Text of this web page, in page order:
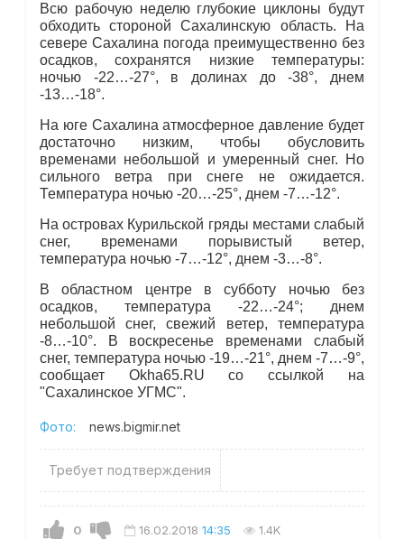
Всю рабочую неделю глубокие циклоны будут
обходить стороной Сахалинскую область. На
севере Сахалина погода преимущественно без
осадков, сохранятся низкие температуры:
ночью -22…-27°, в долинах до -38°, днем
-13…-18°.
На юге Сахалина атмосферное давление будет
достаточно низким, чтобы обусловить
временами небольшой и умеренный снег. Но
сильного ветра при снеге не ожидается.
Температура ночью -20…-25°, днем -7…-12°.
На островах Курильской гряды местами слабый
снег, временами порывистый ветер,
температура ночью -7…-12°, днем -3…-8°.
В областном центре в субботу ночью без
осадков, температура -22…-24°; днем
небольшой снег, свежий ветер, температура
-8…-10°. В воскресенье временами слабый
снег, температура ночью -19…-21°, днем -7…-9°,
сообщает Okha65.RU со ссылкой на
"Сахалинское УГМС".
Фото: news.bigmir.net
Требует подтверждения
0 16.02.2018 14:35 1.4K